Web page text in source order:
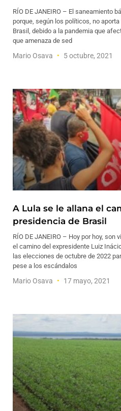
RÍO DE JANEIRO – El saneamiento
porque, según los políticos, no
Brasil, debido a la pandemia que
que amenaza de sed
Mario Osava 5 octubre, 2021
A Lula se le allana el
presidencia de Brasil
RÍO DE JANEIRO – Hoy por hoy,
el camino del expresidente Luiz
las elecciones de octubre de 2022
pese a los escándalos
Mario Osava 17 mayo, 2021